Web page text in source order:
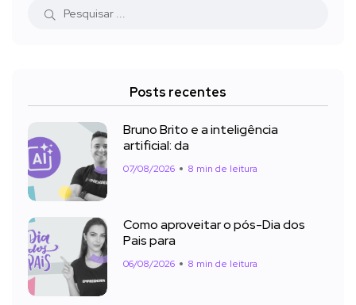
Posts recentes
Bruno Brito e a inteligência
artificial: da
07/08/2026 8 min de leitura
Como aproveitar o pós-Dia dos
Pais para
06/08/2026 8 min de leitura